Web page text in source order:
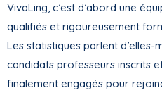
VivaLing, c’est d’abord une
qualifiés et rigoureusement
Les statistiques parlent d’elles-
candidats professeurs inscrits
finalement engagés pour